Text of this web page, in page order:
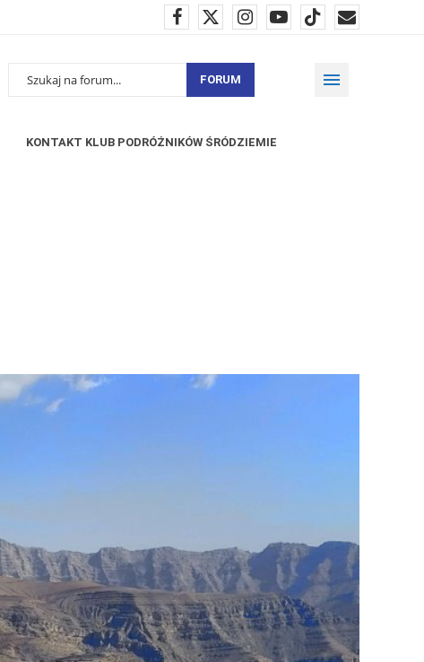
FORUM
KONTAKT KLUB PODRÓŻNIKÓW ŚRÓDZIEMIE